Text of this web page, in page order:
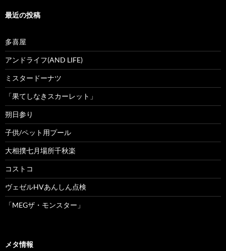
最近の投稿
多喜屋
アンドライフ(AND LIFE)
ミスタードーナツ
「果てしなきスカーレット」
朔日参り
子供/ペット用プール
大相撲七月場所千秋楽
コストコ
ヴェゼルHVあんしん点検
「MEGザ・モンスター」
メタ情報